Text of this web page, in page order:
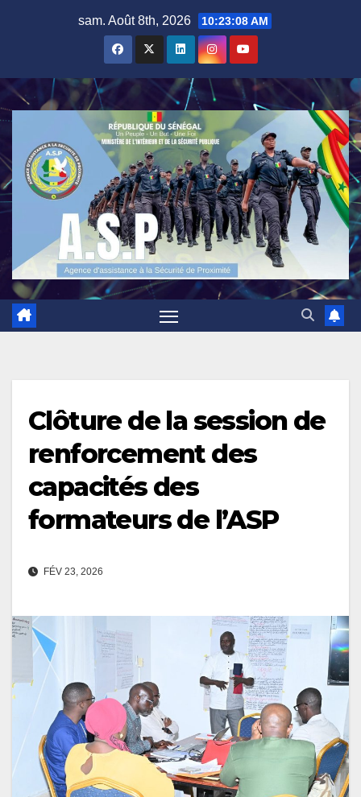
sam. Août 8th, 2026 10:23:10 AM
Clôture de la session de
renforcement des
capacités des
formateurs de l’ASP
FÉV 23, 2026